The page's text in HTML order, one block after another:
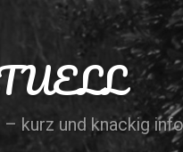
kurz und knackig